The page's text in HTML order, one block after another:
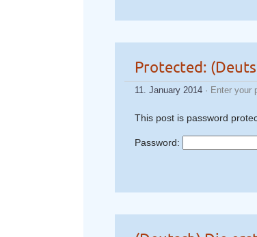
Protected:
11. January 2014 · Enter your
This post is password
Password: